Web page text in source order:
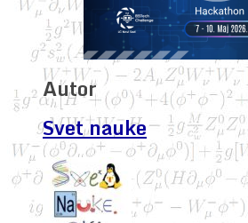
Autor
Svet nauke